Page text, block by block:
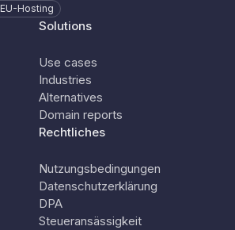
EU-Hosting
Solutions
Use cases
Industries
Alternatives
Domain reports
Rechtliches
Nutzungsbedingungen
Datenschutzerklärung
DPA
Steueransässigkeit